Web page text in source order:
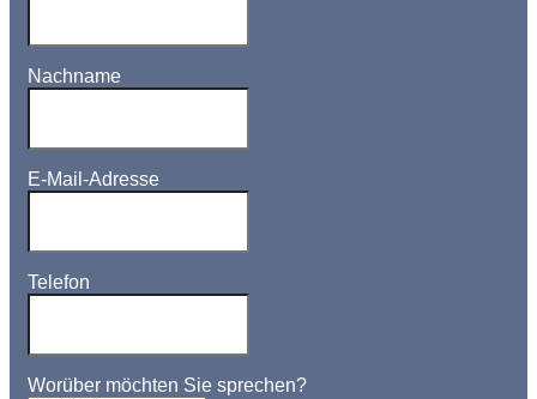
Nachname
E-Mail-Adresse
Telefon
Worüber möchten Sie sprechen?